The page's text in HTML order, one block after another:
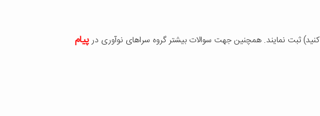
ثبت نمایند. همچنین جهت سوالات بیشتر گروه سراهای نوآوری درپیام